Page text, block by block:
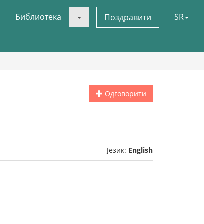
Библиотека Поздравити SR
Одговорити
Језик: English